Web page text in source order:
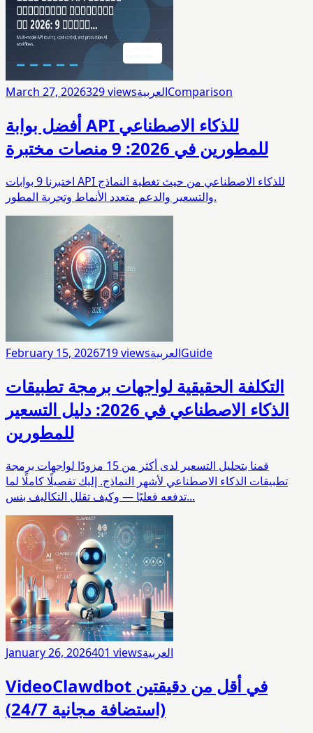
March 27, 2026329viewsالعربيةComparison
أفضل بوابة API للذكاء الاصطناعي
للمطورين في 2026: 9 منصات مختبرة
اختبرنا 9 بوابات API للذكاء الاصطناعي من حيث تغطية النماذج
والتسعير والدعم متعدد الأنماط وتجربة المطور.
February 15, 2026719viewsالعربيةGuide
التكلفة الحقيقية لواجهات برمجة تطبيقات
الذكاء الاصطناعي في 2026: دليل التسعير
للمطورين
قمنا بتحليل التسعير لدى أكثر من 15 مزودًا لواجهات برمجة
تطبيقات الذكاء الاصطناعي لأشهر النماذج. إليك تفصيلًا كاملًا لما
تدفعه فعليًا — وكيف تقلل التكاليف بنس...
January 26, 2026401 viewsالعربية
VideoClawdbot في أقل من دقيقتين
(استضافة مجانية 24/7)